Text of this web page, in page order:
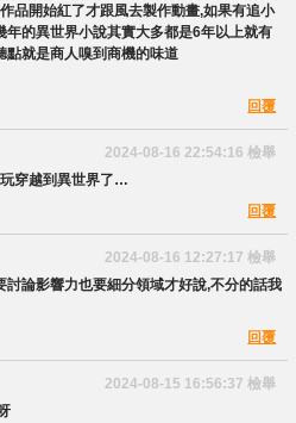
品開始紅了才跟風去製作動畫,如果有追小
年的異世界小說其實大多都是6年以上就有
點就是商人嗅到商機的味道
回覆
2024-08-16 22:54:16 檢舉
穿越到異世界了…
回覆
2024-08-16 12:27:17 檢舉
討論影響力也要細分領域才好說,不分的話我
回覆
2024-08-15 16:56:37 檢舉